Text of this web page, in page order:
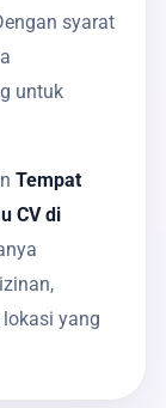
syarat
untuk
Tempat
CV di
yang